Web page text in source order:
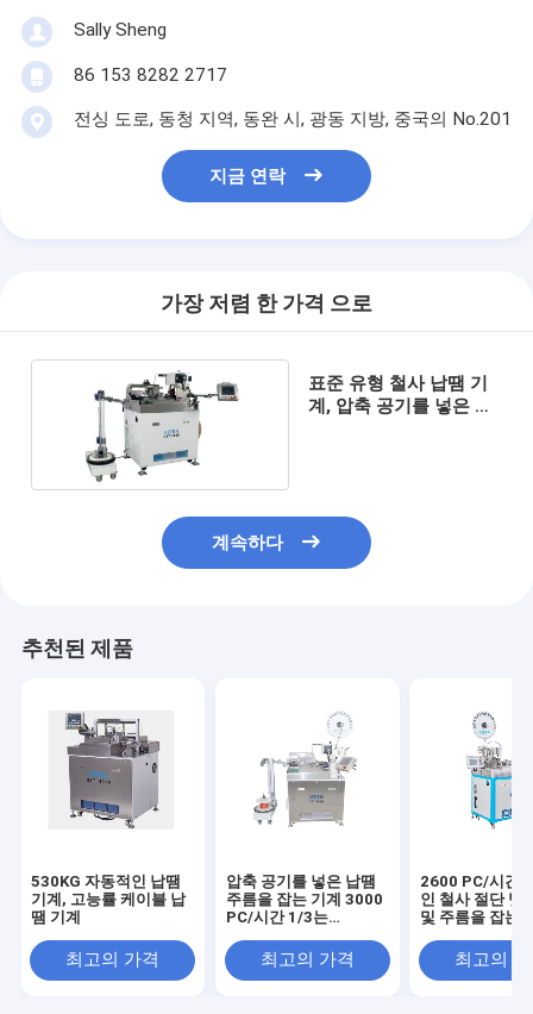
Sally Sheng
86 153 8282 2717
전싱 도로, 동청 지역, 동완 시, 광동 지방, 중국의 No.201
지금 연락
가장 저렴 한 가격 으로
표준 유형 철사 납땜 기
계, 압축 공기를 넣은 끝
계속하다
추천된 제품
530KG 자동적인 납땜
기계, 고능률 케이블 납
땜 기계
최고의 가격
압축 공기를 넣은 납땜
주름을 잡는 기계 3000
PC/시간 1/3는
최고의 가격
2600 PC/시간
인 철사 절단 벗
및 주름을 잡는
최고의